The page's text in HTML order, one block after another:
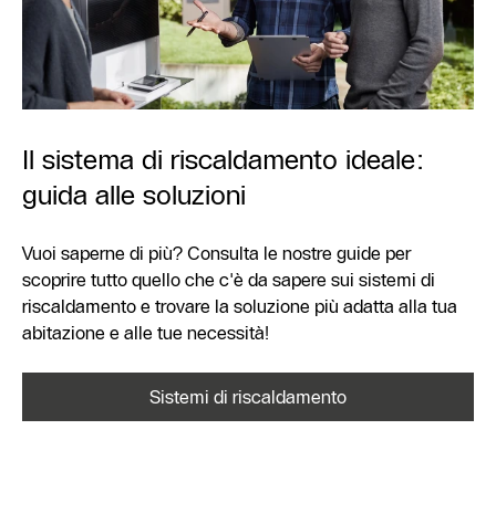
Il sistema di riscaldamento ideale:
guida alle soluzioni
Vuoi saperne di più? Consulta le nostre guide per
scoprire tutto quello che c'è da sapere sui sistemi di
riscaldamento e trovare la soluzione più adatta alla tua
abitazione e alle tue necessità!
Sistemi di riscaldamento